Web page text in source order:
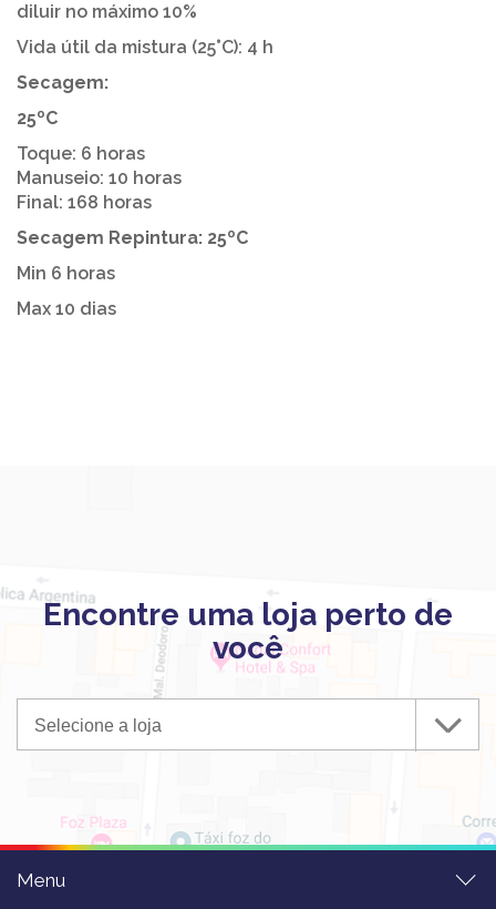
diluir no máximo 10%
Vida útil da mistura (25°C): 4 h
Secagem:
25ºC
Toque: 6 horas
Manuseio: 10 horas
Final: 168 horas
Secagem Repintura: 25ºC
Min 6 horas
Max 10 dias
Encontre uma loja perto de
você
Selecione a loja
Menu